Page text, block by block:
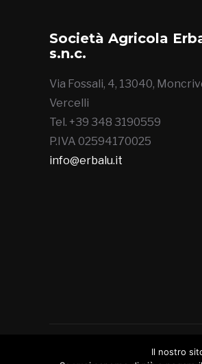
Società Agricola
s.n.c.
Via Fossali, 4, 13040,
Vercelli
Tel. +39 348 3190559
P.IVA 02594170025
info@erbalu.it
Copyright © 2026 Erbalù
Il nostro